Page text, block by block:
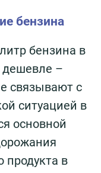
бензина
бензина в
дешевле –
связывают с
ситуацией в
основной
продукта в